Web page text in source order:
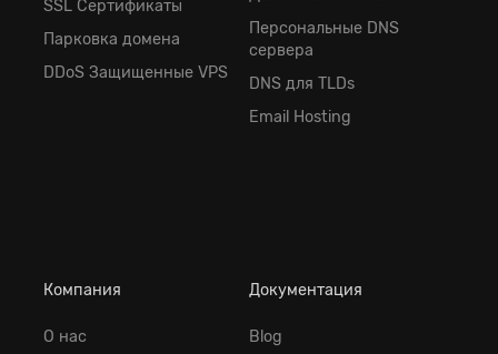
SSL Сертификаты
Парковка домена
DDoS Защищенные VPS
Персональные DNS
сервера
DNS для TLDs
Email Hosting
Компания
О нас
Документация
Blog